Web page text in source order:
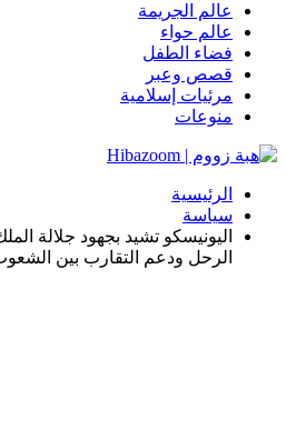
عالم الجريمة
عالم حواء
فضاء الطفل
قصص وعبر
مرئيات إسلامية
منوعات
الرئيسية
سياسة
اليونيسكو تشيد بجهود جلالة
الرحل ودعم التقارب بين